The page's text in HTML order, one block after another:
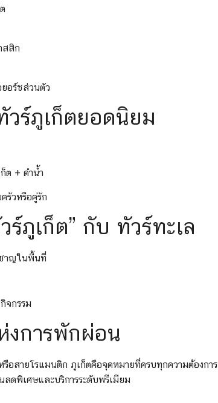
สสิก
ยอร์ชส่วนตัว
วร์ภูเก็ตยอดนิยม
ก็ต + ดำน้ำ
รัวหรือคู่รัก
ร์ภูเก็ต” กับ ทัวร์ทะเล
าญในพื้นที่
จกรรม
งการพักผ่อน
อสายโรแมนติก ภูเก็ตคือจุดหมายที่ครบทุกความต้องการ
ดพิเศษและบริการระดับพรีเมียม